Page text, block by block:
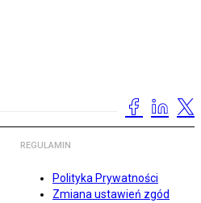
REGULAMIN
Polityka Prywatności
Zmiana ustawień zgód